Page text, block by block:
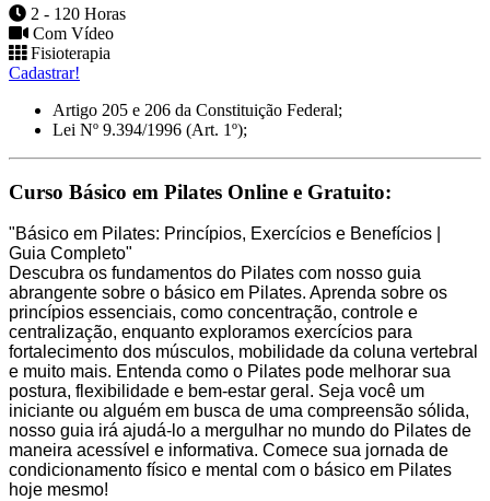
2 - 120 Horas
Com Vídeo
Fisioterapia
Cadastrar!
Artigo 205 e 206 da Constituição Federal;
Lei Nº 9.394/1996 (Art. 1º);
Curso Básico em Pilates Online e Gratuito:
"Básico em Pilates: Princípios, Exercícios e Benefícios |
Guia Completo"
Descubra os fundamentos do Pilates com nosso guia
abrangente sobre o básico em Pilates. Aprenda sobre os
princípios essenciais, como concentração, controle e
centralização, enquanto exploramos exercícios para
fortalecimento dos músculos, mobilidade da coluna vertebral
e muito mais. Entenda como o Pilates pode melhorar sua
postura, flexibilidade e bem-estar geral. Seja você um
iniciante ou alguém em busca de uma compreensão sólida,
nosso guia irá ajudá-lo a mergulhar no mundo do Pilates de
maneira acessível e informativa. Comece sua jornada de
condicionamento físico e mental com o básico em Pilates
hoje mesmo!